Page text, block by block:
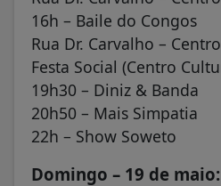
16h – Baile do Congos
Rua Dr. Carvalho – Centro
Festa Social (Centro
19h30 – Diniz & Banda
20h50 – Mais Simpatia
22h – Show Soweto
Domingo – 19 de maio: